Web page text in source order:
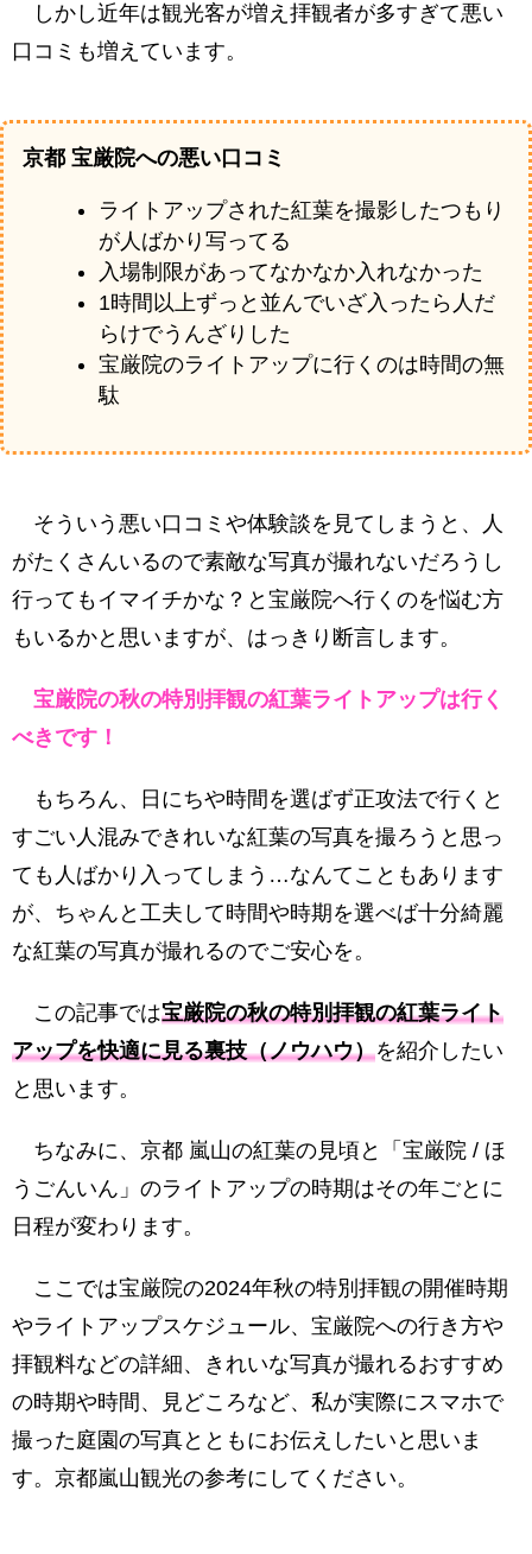
本堂近くの砂紋
紅葉のトンネル
宝厳院の紅葉・夜間特別拝観 / ライトアップ・
まとめ
しかし近年は観光客が増え拝観者が多すぎて悪い
口コミも増えています。
京都 宝厳院への悪い口コミ
ライトアップされた紅葉を撮影したつもり
が人ばかり写ってる
入場制限があってなかなか入れなかった
1時間以上ずっと並んでいざ入ったら人だ
らけでうんざりした
宝厳院のライトアップに行くのは時間の無
駄
そういう悪い口コミや体験談を見てしまうと、人
がたくさんいるので素敵な写真が撮れないだろうし
行ってもイマイチかな？と宝厳院へ行くのを悩む方
もいるかと思いますが、はっきり断言します。
宝厳院の秋の特別拝観の紅葉ライトアップは行く
べきです！
もちろん、日にちや時間を選ばず正攻法で行くと
すごい人混みできれいな紅葉の写真を撮ろうと思っ
ても人ばかり入ってしまう…なんてこともあります
が、ちゃんと工夫して時間や時期を選べば十分綺麗
な紅葉の写真が撮れるのでご安心を。
この記事では宝厳院の秋の特別拝観の紅葉ライト
アップを快適に見る裏技（ノウハウ）を紹介したい
と思います。
ちなみに、京都 嵐山の紅葉の見頃と「宝厳院 / ほ
うごんいん」のライトアップの時期はその年ごとに
日程が変わります。
ここでは宝厳院の2024年秋の特別拝観の開催時期
やライトアップスケジュール、宝厳院への行き方や
拝観料などの詳細、きれいな写真が撮れるおすすめ
の時期や時間、見どころなど、私が実際にスマホで
撮った庭園の写真とともにお伝えしたいと思いま
す。京都嵐山観光の参考にしてください。